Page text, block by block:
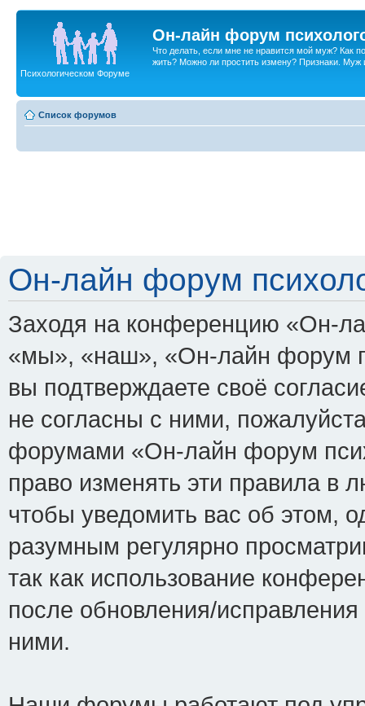
Он-лайн форум
Что делать, если мне не нравится мой муж? Как
жить? Можно ли простить измену? Признаки. Муж
Психологическом Форуме
Список форумов
Он-лайн форум
Заходя на конференцию «Он-
«мы», «наш», «Он-лайн форум
вы подтверждаете своё
не согласны с ними,
форумами «Он-лайн форум
право изменять эти правила в
чтобы уведомить вас об этом,
разумным регулярно
так как использование
после обновления/
ними.